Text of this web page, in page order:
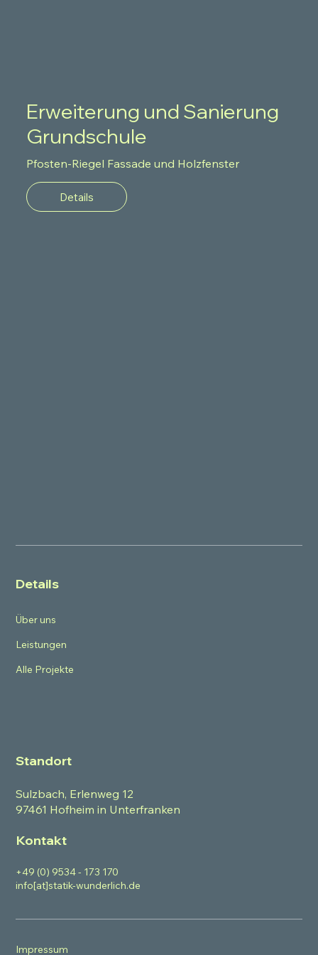
Erweiterung und Sanierung
Grundschule
Pfosten-Riegel Fassade und Holzfenster
Details
Details
Über uns
Leistungen
Alle Projekte
Standort
Sulzbach, Erlenweg 12
97461 Hofheim in Unterfranken
Kontakt
+49 (0) 9534 - 173 170
info[at]statik-wunderlich.de
Impressum